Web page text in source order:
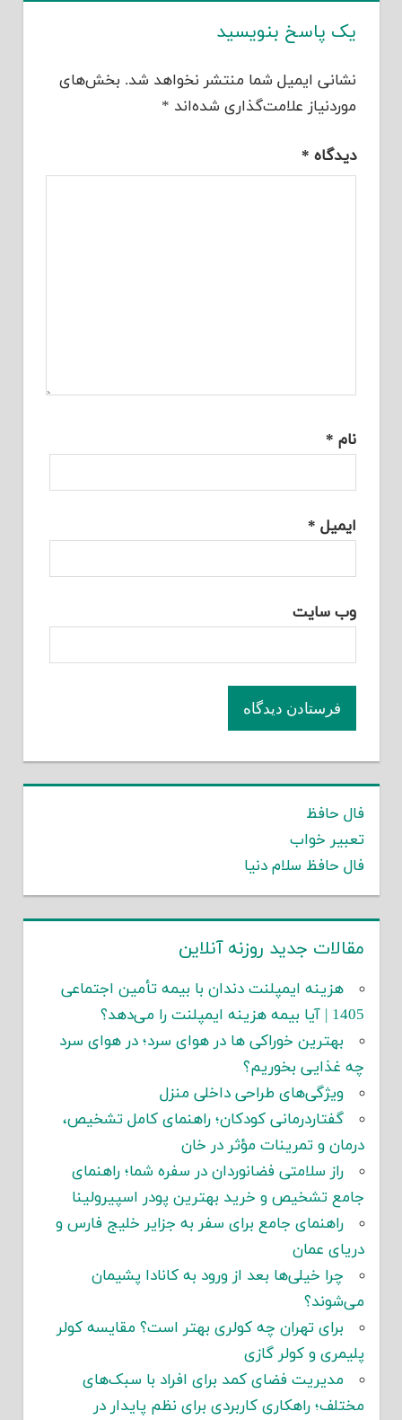
یک پاسخ بنویسید
نشانی ایمیل شما منتشر نخواهد شد. بخش‌های
موردنیاز علامت‌گذاری شده‌اند *
دیدگاه *
نام *
ایمیل *
وب‌ سایت
فال حافظ
تعبیر خواب
فال حافظ سلام دنیا
مقالات جدید روزنه آنلاین
هزینه ایمپلنت دندان با بیمه تأمین اجتماعی
1405 | آیا بیمه هزینه ایمپلنت را می‌دهد؟
بهترین خوراکی ها در هوای سرد؛ در هوای سرد
چه غذایی بخوریم؟
ویژگی‌های طراحی داخلی منزل
گفتاردرمانی کودکان؛ راهنمای کامل تشخیص،
درمان و تمرینات مؤثر در خان
راز سلامتی فضانوردان در سفره شما؛ راهنمای
جامع تشخیص و خرید بهترین پودر اسپیرولینا
راهنمای جامع برای سفر به جزایر خلیج فارس و
دریای عمان
چرا خیلی‌ها بعد از ورود به کانادا پشیمان
می‌شوند؟
برای تهران چه کولری بهتر است؟ مقایسه کولر
پلیمری و کولر گازی
مدیریت فضای کمد برای افراد با سبک‌های
مختلف؛ راهکاری کاربردی برای نظم پایدار در